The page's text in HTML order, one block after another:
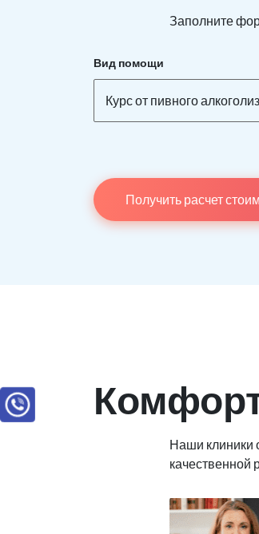
Заполните
Вид помощи
Курс от пивного алкоголизма
Получить расчет
Наши клиники
качественной